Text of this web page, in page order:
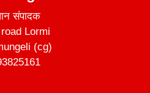
संपादक
Lormi
(cg)